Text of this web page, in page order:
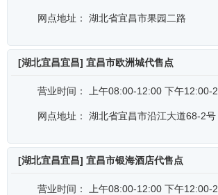
网点地址： 湖北省宜昌市果园二路
[湖北宜昌宜昌] 宜昌市欧洲城代售点
营业时间： 上午08:00-12:00 下午12:00-
网点地址： 湖北省宜昌市沿江大道68-2号
[湖北宜昌宜昌] 宜昌市银海酒店代售点
营业时间： 上午08:00-12:00 下午12:00-